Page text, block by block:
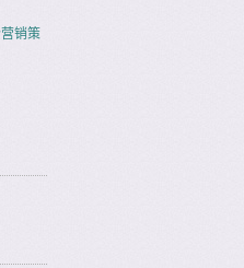
销策